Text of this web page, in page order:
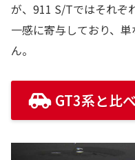
が、911 S/Tではそれぞ
一感に寄与しており、
ん。
GT3系と比